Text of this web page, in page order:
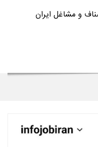
و مشاغل ایران